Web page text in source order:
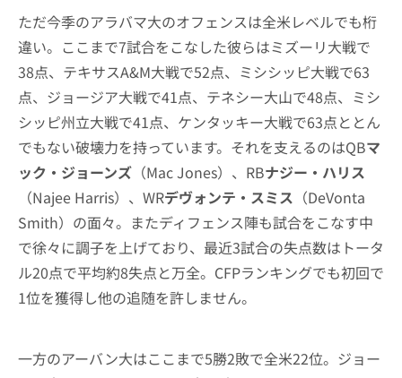
ただ今季のアラバマ大のオフェンスは全米レベルでも桁
違い。ここまで7試合をこなした彼らはミズーリ大戦で
38点、テキサスA&M大戦で52点、ミシシッピ大戦で63
点、ジョージア大戦で41点、テネシー大山で48点、ミシ
シッピ州立大戦で41点、ケンタッキー大戦で63点ととん
でもない破壊力を持っています。それを支えるのはQBマ
ック・ジョーンズ （Mac Jones）、RBナジー・ハリス
（Najee Harris）、WRデヴォンテ・スミス （DeVonta
Smith）の面々。またディフェンス陣も試合をこなす中
で徐々に調子を上げており、最近3試合の失点数はトータ
ル20点で平均約8失点と万全。CFPランキングでも初回で
1位を獲得し他の追随を許しません。
一方のアーバン大はここまで5勝2敗で全米22位。ジョー